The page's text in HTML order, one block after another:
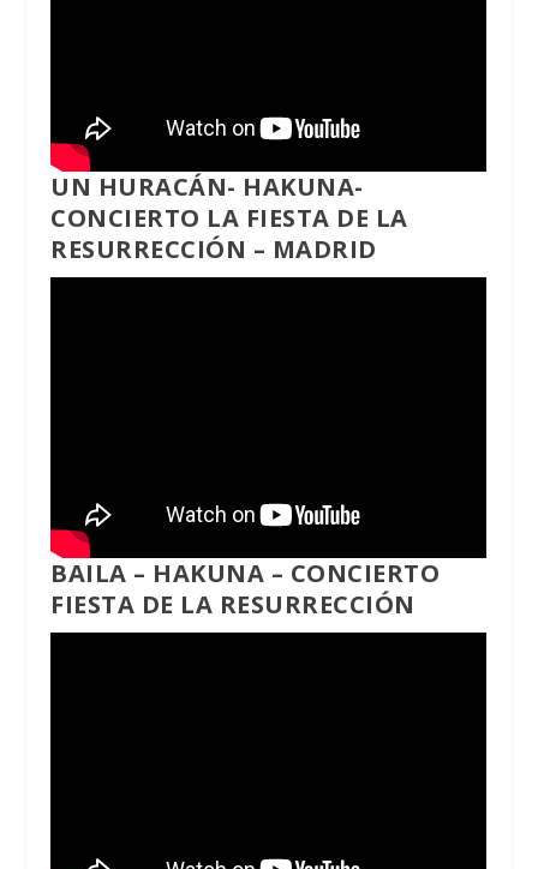
UN HURACÁN- HAKUNA-
CONCIERTO LA FIESTA DE LA
RESURRECCIÓN – MADRID
BAILA – HAKUNA – CONCIERTO
FIESTA DE LA RESURRECCIÓN